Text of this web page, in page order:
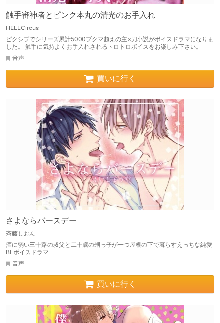
触手審神者とピンク本丸の清光のお手入れ
HELLCircus
ピクシブでシリーズ累計5000ブクマ超えの主×刀小説がボイスドラマになりま
した。 触手に気持よくお手入れされるトロトロボイスをお楽しみ下さい。
音声
買いに行く
さよならバースデー
斉藤しおん
酒に弱い三十路の叔父と二十歳の甥っ子が一つ屋根の下で暮らすえっちな純愛
BLボイスドラマ
音声
買いに行く